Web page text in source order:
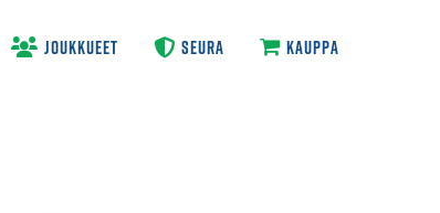
JOUKKUEET SEURA KAUPPA